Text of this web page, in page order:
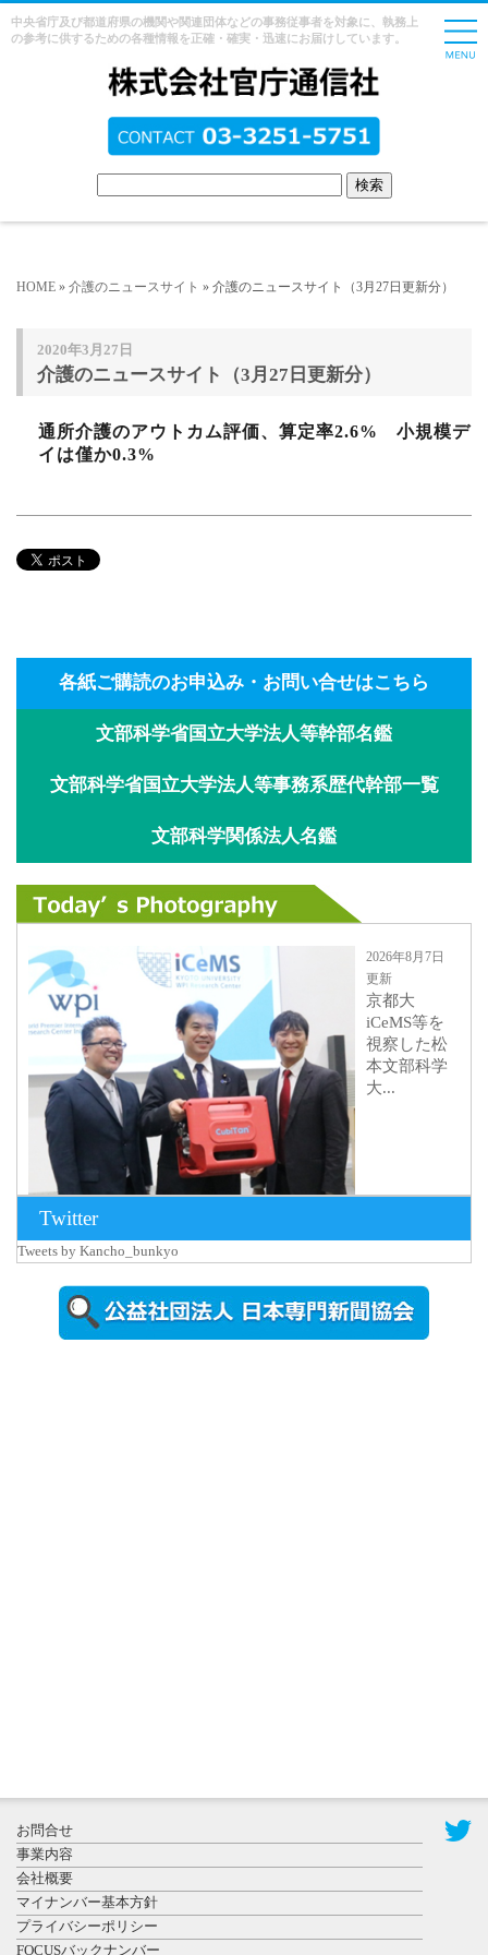
中央省庁及び都道府県の機関や関連団体などの事務従事者を対象に、執務上
の参考に供するための各種情報を正確・確実・迅速にお届けしています。
HOME » 介護のニュースサイト » 介護のニュースサイト（3月27日更新分）
2020年3月27日
介護のニュースサイト（3月27日更新分）
通所介護のアウトカム評価、算定率2.6% 小規模デ
イは僅か0.3%
各紙ご購読のお申込み・お問い合せはこちら
文部科学省国立大学法人等幹部名鑑
文部科学省国立大学法人等事務系歴代幹部一覧
文部科学関係法人名鑑
2026年8月7日
更新
京都大
iCeMS等を
視察した松
本文部科学
大...
2026年8月5日
更新
農工大で大
登録有形文
化財となっ
た東北大植
物園八...
Twitter
Tweets by Kancho_bunkyo
お問合せ
事業内容
会社概要
マイナンバー基本方針
プライバシーポリシー
FOCUSバックナンバー